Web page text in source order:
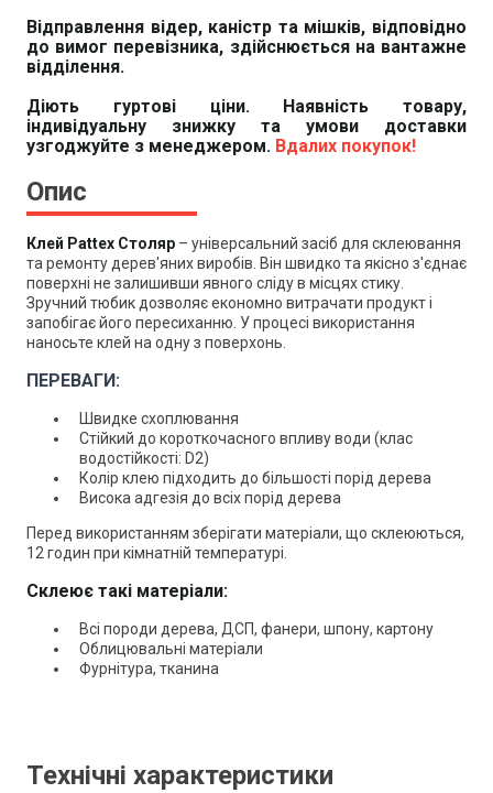
Відправлення відер, каністр та мішків, відповідно
до вимог перевізника, здійснюється на вантажне
відділення.
Діють гуртові ціни. Наявність товару,
індивідуальну знижку та умови доставки
узгоджуйте з менеджером. Вдалих покупок!
Опис
Клей Pattex Столяр – універсальний засіб для склеювання
та ремонту дерев'яних виробів. Він швидко та якісно з'єднає
поверхні не залишивши явного сліду в місцях стику.
Зручний тюбик дозволяє економно витрачати продукт і
запобігає його пересиханню. У процесі використання
наносьте клей на одну з поверхонь.
ПЕРЕВАГИ:
Швидке схоплювання
Стійкий до короткочасного впливу води (клас
водостійкості: D2)
Колір клею підходить до більшості порід дерева
Висока адгезія до всіх порід дерева
Перед використанням зберігати матеріали, що склеюються,
12 годин при кімнатній температурі.
Склеює такі матеріали:
Всі породи дерева, ДСП, фанери, шпону, картону
Облицювальні матеріали
Фурнітура, тканина
Технічні характеристики